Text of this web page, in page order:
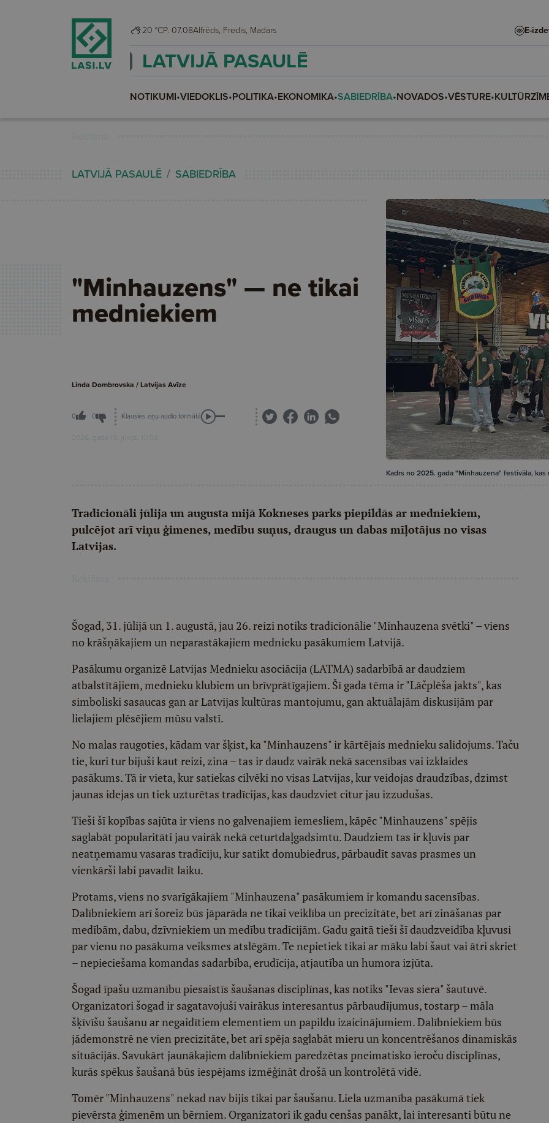
20 °CP. 07.08 Alfrēds, Fredis, Madars E-
LATVIJĀ PASAULĒ
NOTIKUMI•VIEDOKLIS•POLITIKA•EKONOMIKA•SABIEDRĪBA•NOVADOS•VĒSTURE•
LATVIJĀ PASAULĒ SABIEDRĪBA
"Minhauzens" — ne tikai
medniekiem
Linda Dombrovska / Latvijas Avīze
0 0 Klausies ziņu audio formātā
2026. gada 19. jūnijs, 10:59
Kadrs no 2025. gada "Minhauzena" festivāla, kas
Tradicionāli jūlija un augusta mijā Kokneses parks piepildās ar medniekiem,
pulcējot arī viņu ģimenes, medību suņus, draugus un dabas mīļotājus no visas
Latvijas.
Šogad, 31. jūlijā un 1. augustā, jau 26. reizi notiks tradicionālie "Minhauzena svētki" – viens
no krāšņākajiem un neparastākajiem mednieku pasākumiem Latvijā.
Pasākumu organizē Latvijas Mednieku asociācija (LATMA) sadarbībā ar daudziem
atbalstītājiem, mednieku klubiem un brīvprātīgajiem. Šī gada tēma ir "Lāčplēša jakts", kas
simboliski sasaucas gan ar Latvijas kultūras mantojumu, gan aktuālajām diskusijām par
lielajiem plēsējiem mūsu valstī.
No malas raugoties, kādam var šķist, ka "Minhauzens" ir kārtējais mednieku salidojums. Taču
tie, kuri tur bijuši kaut reizi, zina – tas ir daudz vairāk nekā sacensības vai izklaides
pasākums. Tā ir vieta, kur satiekas cilvēki no visas Latvijas, kur veidojas draudzības, dzimst
jaunas idejas un tiek uzturētas tradīcijas, kas daudzviet citur jau izzudušas.
Tieši šī kopības sajūta ir viens no galvenajiem iemesliem, kāpēc "Minhauzens" spējis
saglabāt popularitāti jau vairāk nekā ceturtdaļgadsimtu. Daudziem tas ir kļuvis par
neatņemamu vasaras tradīciju, kur satikt domubiedrus, pārbaudīt savas prasmes un
vienkārši labi pavadīt laiku.
Protams, viens no svarīgākajiem "Minhauzena" pasākumiem ir komandu sacensības.
Dalībniekiem arī šoreiz būs jāparāda ne tikai veiklība un precizitāte, bet arī zināšanas par
medībām, dabu, dzīvniekiem un medību tradīcijām. Gadu gaitā tieši šī daudzveidība kļuvusi
par vienu no pasākuma veiksmes atslēgām. Te nepietiek tikai ar māku labi šaut vai ātri skriet
– nepieciešama komandas sadarbība, erudīcija, atjautība un humora izjūta.
Šogad īpašu uzmanību piesaistīs šaušanas disciplīnas, kas notiks "Ievas siera" šautuvē.
Organizatori šogad ir sagatavojuši vairākus interesantus pārbaudījumus, tostarp – māla
šķīvīšu šaušanu ar negaidītiem elementiem un papildu izaicinājumiem. Dalībniekiem būs
jādemonstrē ne vien precizitāte, bet arī spēja saglabāt mieru un koncentrēšanos dinamiskās
situācijās. Savukārt jaunākajiem dalībniekiem paredzētas pneimatisko ieroču disciplīnas,
kurās spēkus šaušanā būs iespējams izmēģināt drošā un kontrolētā vidē.
Tomēr "Minhauzens" nekad nav bijis tikai par šaušanu. Liela uzmanība pasākumā tiek
pievērsta ģimenēm un bērniem. Organizatori ik gadu cenšas panākt, lai interesanti būtu ne